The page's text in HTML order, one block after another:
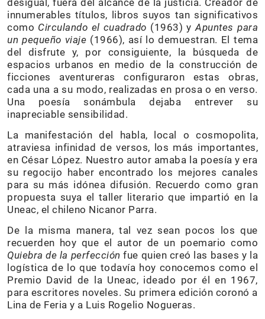
desigual, fuera del alcance de la justicia. Creador de
innumerables títulos, libros suyos tan significativos
como Circulando el cuadrado (1963) yApuntes para
un pequeño viaje (1966), así lo demuestran. El tema
del disfrute y, por consiguiente, la búsqueda de
espacios urbanos en medio de la construcción de
ficciones aventureras configuraron estas obras,
cada una a su modo, realizadas en prosa o en verso.
Una poesía sonámbula dejaba entrever su
inapreciable sensibilidad.
La manifestación del habla, local o cosmopolita,
atraviesa infinidad de versos, los más importantes,
en César López. Nuestro autor amaba la poesía y era
su regocijo haber encontrado los mejores canales
para su más idónea difusión. Recuerdo como gran
propuesta suya el taller literario que impartió en la
Uneac, el chileno Nicanor Parra.
De la misma manera, tal vez sean pocos los que
recuerden hoy que el autor de un poemario como
Quiebra de la perfección fue quien creó las bases y la
logística de lo que todavía hoy conocemos como el
Premio David de la Uneac, ideado por él en 1967,
para escritores noveles. Su primera edición coronó a
Lina de Feria y a Luis Rogelio Nogueras.